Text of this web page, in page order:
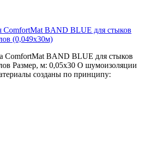
ComfortMat BAND BLUE для стыков
(0,049х30м)
ComfortMat BAND BLUE для стыков
Размер, м: 0,05х30 О шумоизоляции
созданы по принципу: